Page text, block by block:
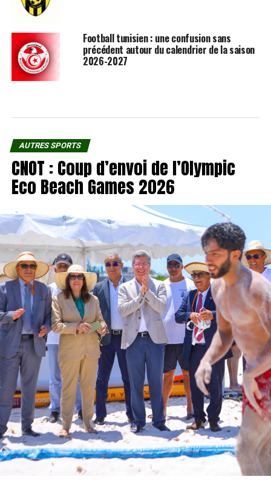
Football tunisien : une confusion sans
précédent autour du calendrier de la saison
2026-2027
AUTRES SPORTS
CNOT : Coup d’envoi de l’Olympic
Eco Beach Games 2026